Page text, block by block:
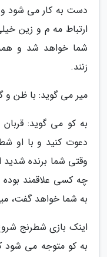
دست به کار می شود و
ارتباط مه م و زین
شما خواهد شد و همه
زنند.
میر می گوید: با ظن و
به کو می گوید:
دعوت کنید و با او
وقتی شما برنده شدید
چه کسی علاقمند
به شما خواهد گفت،
اینک بازی شطرنج
به کو متوجه می شود